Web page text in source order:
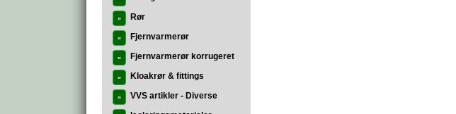
» Rør
» Fjernvarmerør
» Fjernvarmerør korrugeret
» Kloakrør & fittings
» VVS artikler - Diverse